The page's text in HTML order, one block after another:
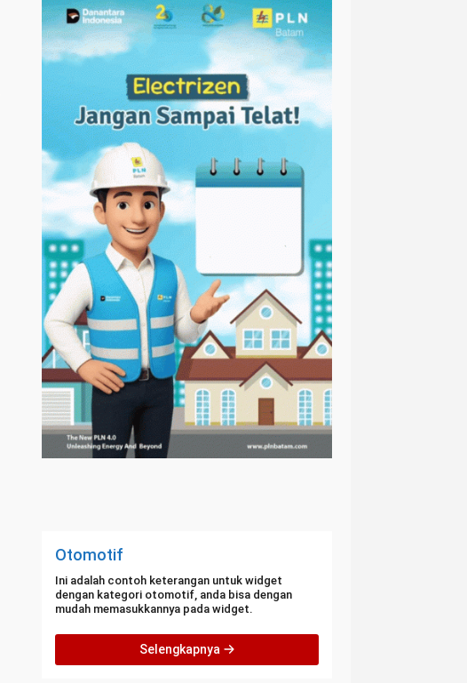
Otomotif
Ini adalah contoh keterangan untuk widget
dengan kategori otomotif, anda bisa dengan
mudah memasukkannya pada widget.
Selengkapnya